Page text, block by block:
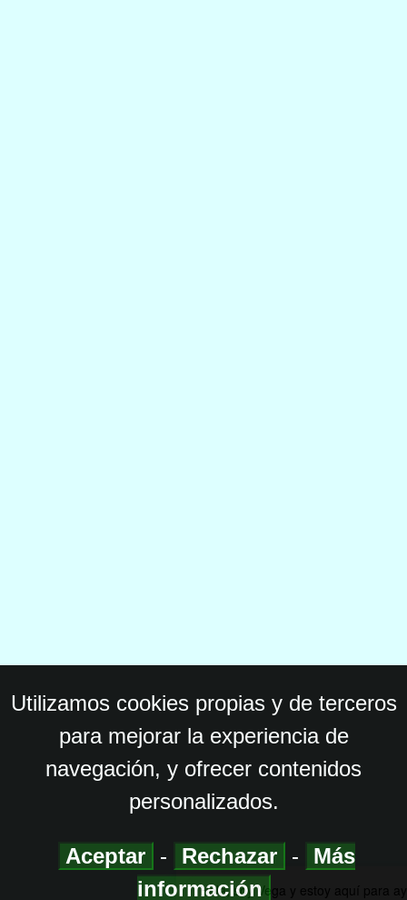
Utilizamos cookies propias y de terceros
para mejorar la experiencia de
navegación, y ofrecer contenidos
personalizados.
Aceptar - Rechazar -
Más
información